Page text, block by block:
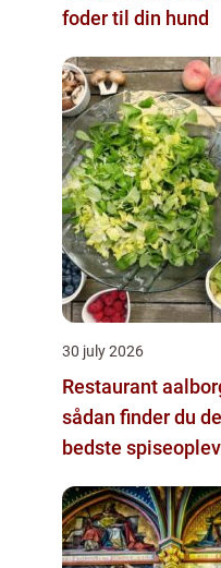
foder til din hund
30 july 2026
Restaurant
sådan finder du de
bedste